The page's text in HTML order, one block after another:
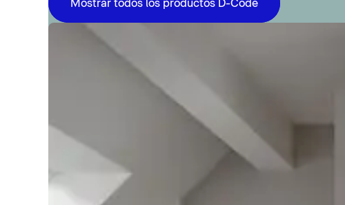
Mostrar todos los productos D-Code